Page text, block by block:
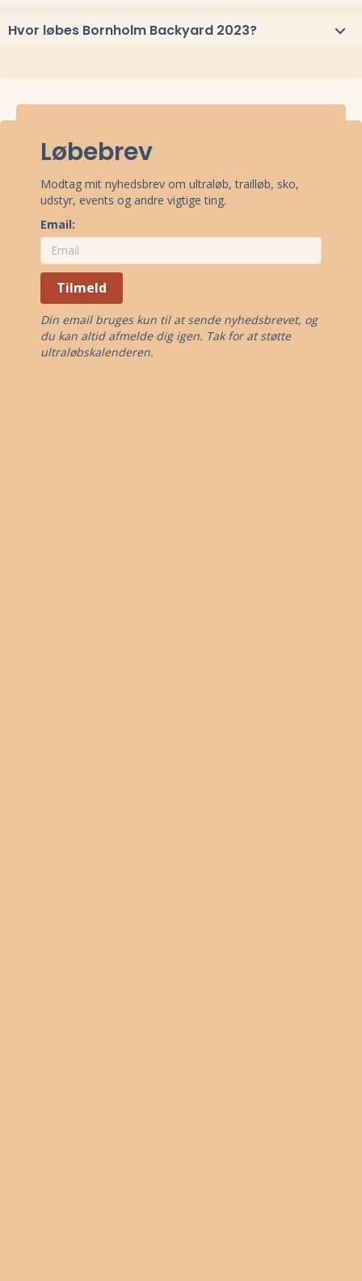
Til Bornholm Backyard 2023 løbes distancerne og 6,7 km x ∞
Hvor løbes Bornholm Backyard 2023?
Løbebrev
Modtag mit nyhedsbrev om ultraløb, trailløb, sko,
udstyr, events og andre vigtige ting.
Email:
Tilmeld
Din email bruges kun til at sende nyhedsbrevet, og
du kan altid afmelde dig igen. Tak for at støtte
ultraløbskalenderen.